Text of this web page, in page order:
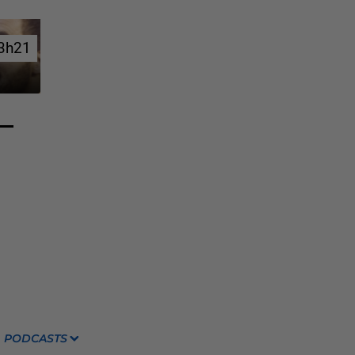
PODCASTS